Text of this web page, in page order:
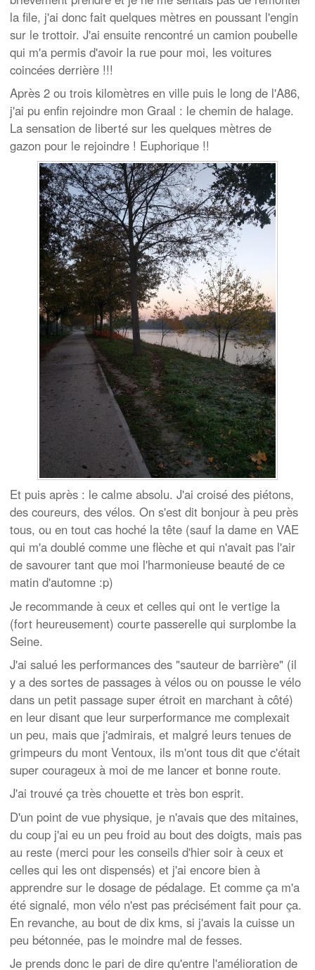
la file, j'ai donc fait quelques mètres en poussant l'engin
sur le trottoir. J'ai ensuite rencontré un camion poubelle
qui m'a permis d'avoir la rue pour moi, les voitures
coincées derrière !!!
Après 2 ou trois kilomètres en ville puis le long de l'A86,
j'ai pu enfin rejoindre mon Graal : le chemin de halage.
La sensation de liberté sur les quelques mètres de
gazon pour le rejoindre ! Euphorique !!
Et puis après : le calme absolu. J'ai croisé des piétons,
des coureurs, des vélos. On s'est dit bonjour à peu près
tous, ou en tout cas hoché la tête (sauf la dame en VAE
qui m'a doublé comme une flèche et qui n'avait pas l'air
de savourer tant que moi l'harmonieuse beauté de ce
matin d'automne :p)
Je recommande à ceux et celles qui ont le vertige la
(fort heureusement) courte passerelle qui surplombe la
Seine.
J'ai salué les performances des "sauteur de barrière" (il
y a des sortes de passages à vélos ou on pousse le vélo
dans un petit passage super étroit en marchant à côté)
en leur disant que leur surperformance me complexait
un peu, mais que j'admirais, et malgré leurs tenues de
grimpeurs du mont Ventoux, ils m'ont tous dit que c'était
super courageux à moi de me lancer et bonne route.
J'ai trouvé ça très chouette et très bon esprit.
D'un point de vue physique, je n'avais que des mitaines,
du coup j'ai eu un peu froid au bout des doigts, mais pas
au reste (merci pour les conseils d'hier soir à ceux et
celles qui les ont dispensés) et j'ai encore bien à
apprendre sur le dosage de pédalage. Et comme ça m'a
été signalé, mon vélo n'est pas précisément fait pour ça.
En revanche, au bout de dix kms, si j'avais la cuisse un
peu bétonnée, pas le moindre mal de fesses.
Je prends donc le pari de dire qu'entre l'amélioration de